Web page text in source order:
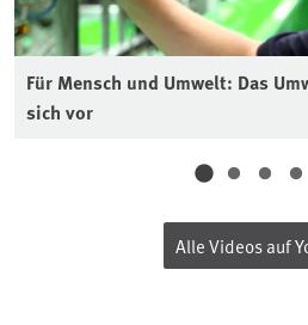
Für Mensch und Umwelt: Das
sich vor
Alle Videos auf